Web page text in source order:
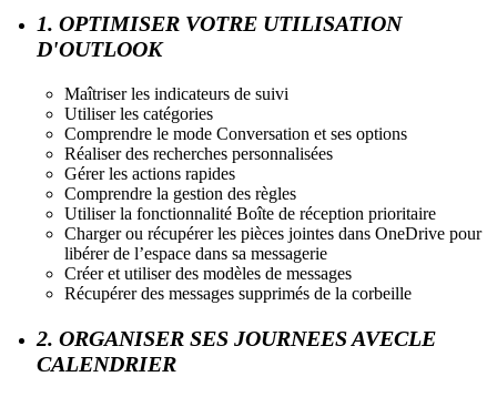
1. OPTIMISER VOTRE UTILISATION
D'OUTLOOK
Maîtriser les indicateurs de suivi
Utiliser les catégories
Comprendre le mode Conversation et ses options
Réaliser des recherches personnalisées
Gérer les actions rapides
Comprendre la gestion des règles
Utiliser la fonctionnalité Boîte de réception prioritaire
Charger ou récupérer les pièces jointes dans OneDrive pour
libérer de l’espace dans sa messagerie
Créer et utiliser des modèles de messages
Récupérer des messages supprimés de la corbeille
2. ORGANISER SES JOURNEES AVECLE
CALENDRIER